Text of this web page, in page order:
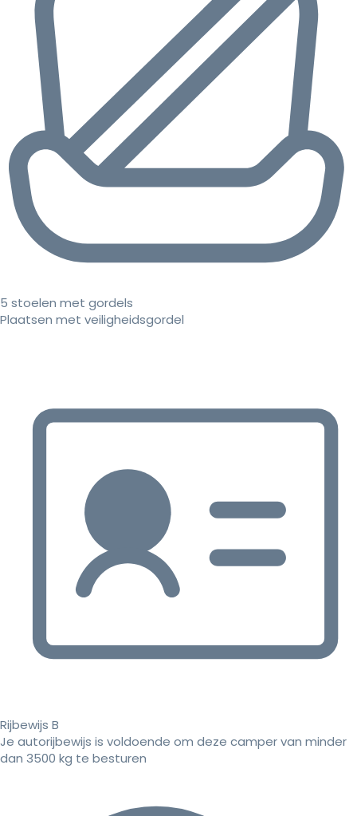
5 stoelen met gordels
Plaatsen met veiligheidsgordel
Rijbewijs B
Je autorijbewijs is voldoende om deze camper van minder
dan 3500 kg te besturen